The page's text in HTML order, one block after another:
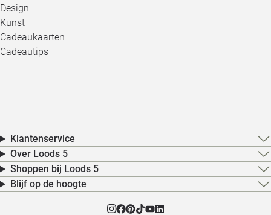
Design
Kunst
Cadeaukaarten
Cadeautips
Klantenservice
Over Loods 5
Shoppen bij Loods 5
Blijf op de hoogte